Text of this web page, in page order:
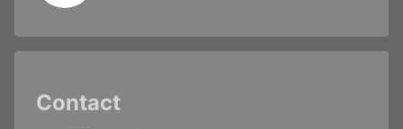
Contact